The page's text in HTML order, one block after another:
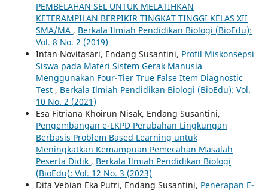
PEMBELAHAN SEL UNTUK MELATIHKAN
KETERAMPILAN BERPIKIR TINGKAT TINGGI KELAS XII
SMA/MA , Berkala Ilmiah Pendidikan Biologi (BioEdu):
Vol. 8 No. 2 (2019)
Intan Novitasari, Endang Susantini, Profil Miskonsepsi
Siswa pada Materi Sistem Gerak Manusia
Menggunakan Four-Tier True False Item Diagnostic
Test , Berkala Ilmiah Pendidikan Biologi (BioEdu): Vol.
10 No. 2 (2021)
Esa Fitriana Khoirun Nisak, Endang Susantini,
Pengembangan e-LKPD Perubahan Lingkungan
Berbasis Problem Based Learning untuk
Meningkatkan Kemampuan Pemecahan Masalah
Peserta Didik , Berkala Ilmiah Pendidikan Biologi
(BioEdu): Vol. 12 No. 3 (2023)
Dita Vebian Eka Putri, Endang Susantini, Penerapan E-